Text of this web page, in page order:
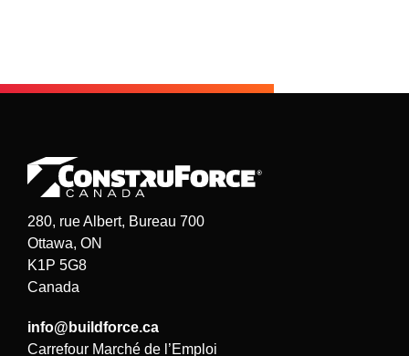
280, rue Albert, Bureau 700
Ottawa, ON
K1P 5G8
Canada
info@buildforce.ca
Carrefour Marché de l’Emploi